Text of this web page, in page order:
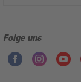
Folge uns